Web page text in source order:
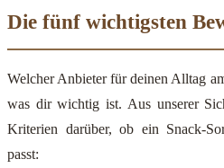
Die fünf wichtigsten
Welcher Anbieter für deinen Alltag
was dir wichtig ist. Aus unserer
Kriterien darüber, ob ein Snack-
passt: